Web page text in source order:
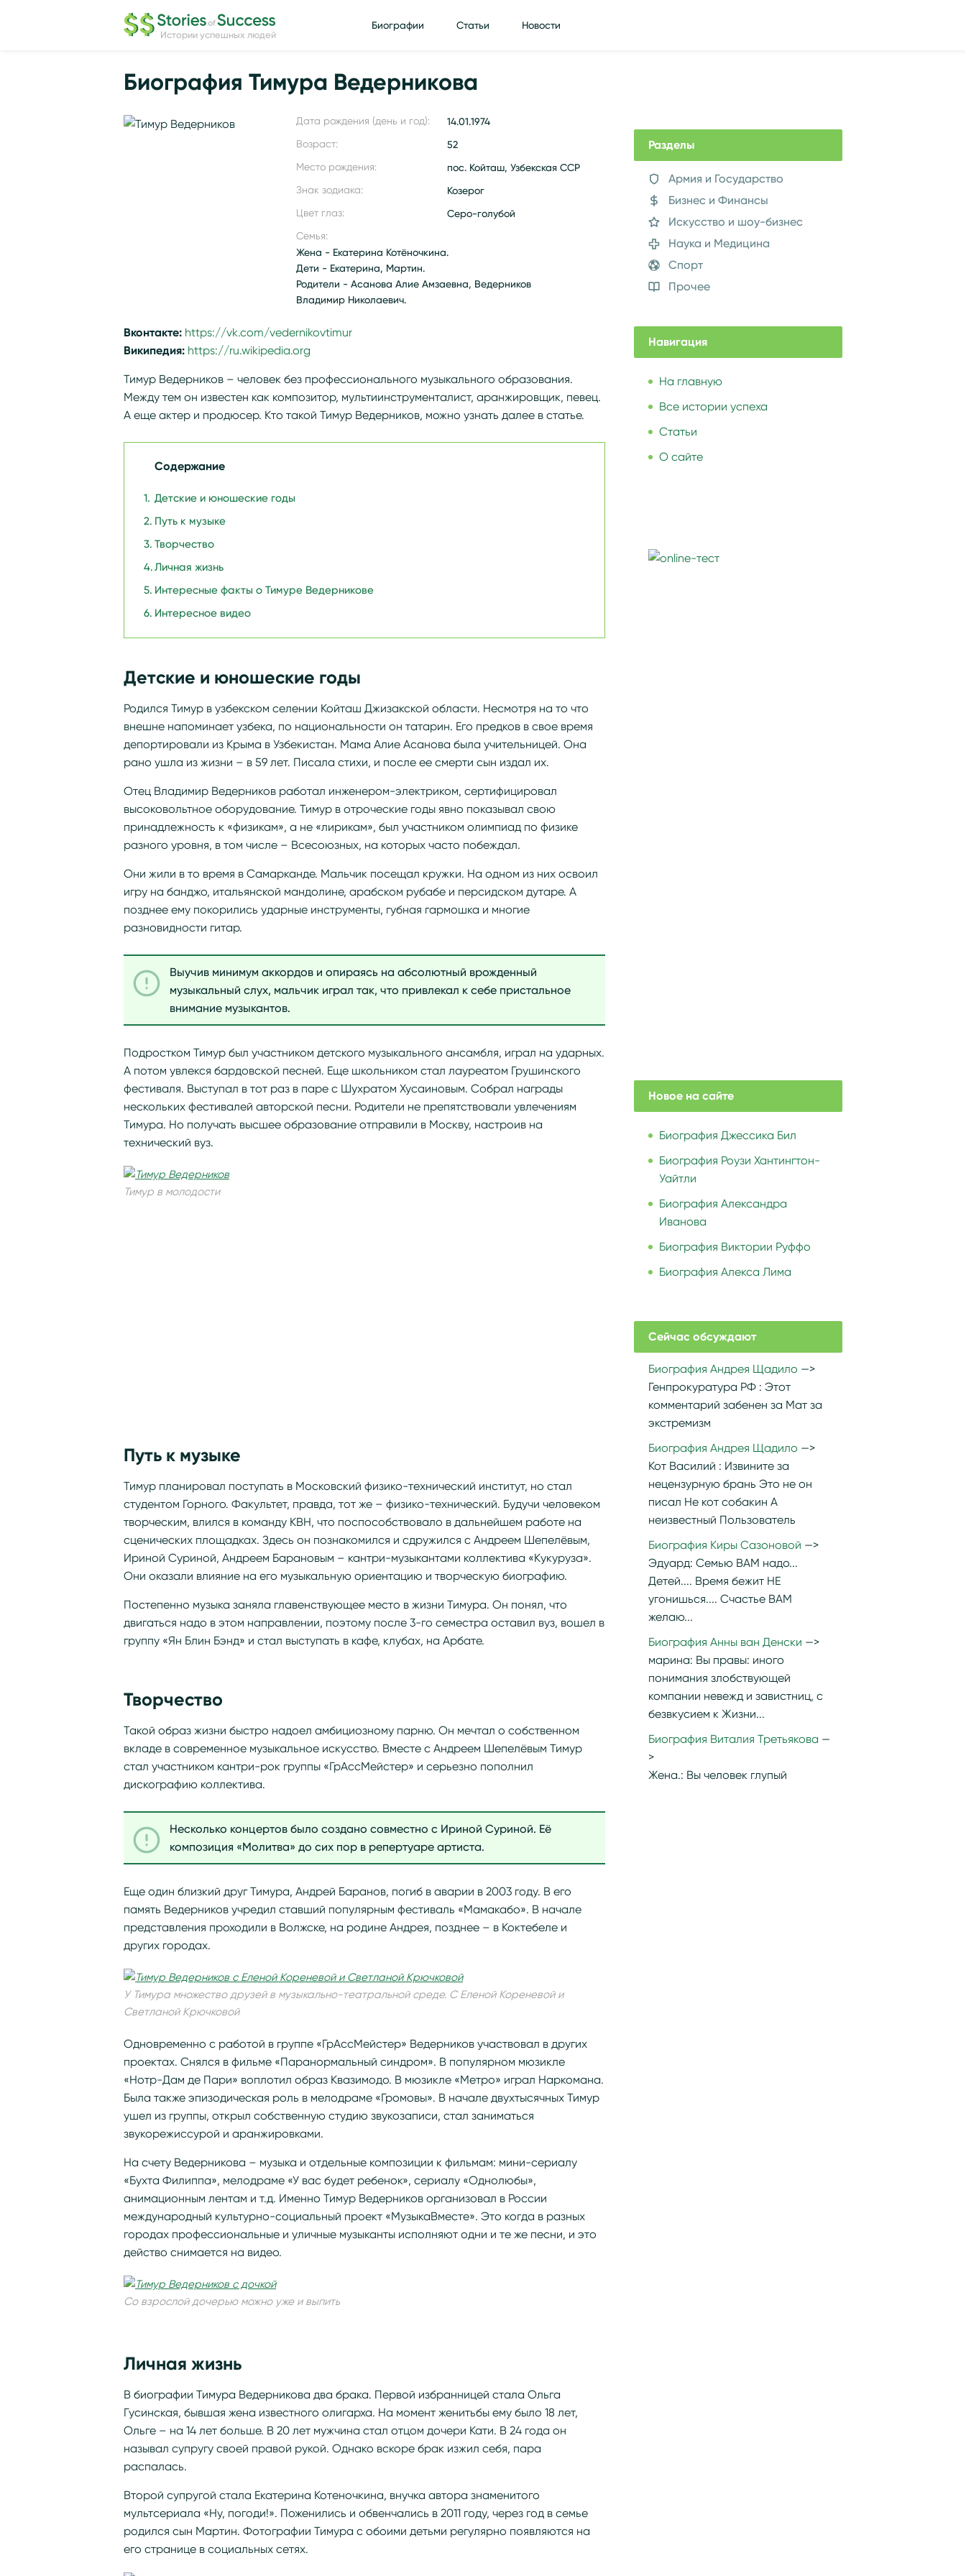
Истории успешных людей
Биографии Статьи Новости
Биография Тимура Ведерникова
Дата рождения (день и год): 14.01.1974
Возраст: 52
Место рождения: пос. Койташ, Узбекская ССР
Знак зодиака: Козерог
Цвет глаз: Серо-голубой
Семья:
Жена - Екатерина Котёночкина.
Дети - Екатерина, Мартин.
Родители - Асанова Алие Амзаевна, Ведерников
Владимир Николаевич.
Вконтакте: https://vk.com/vedernikovtimur
Википедия: https://ru.wikipedia.org/wiki/Ведерников,_Тимур_Владимирович
Тимур Ведерников – человек без профессионального музыкального образования.
Между тем он известен как композитор, мультиинструменталист, аранжировщик, певец.
А еще актер и продюсер. Кто такой Тимур Ведерников, можно узнать далее в статье.
Содержание
Детские и юношеские годы
Путь к музыке
Творчество
Личная жизнь
Интересные факты о Тимуре Ведерникове
Интересное видео
Детские и юношеские годы
Родился Тимур в узбекском селении Койташ Джизакской области. Несмотря на то что
внешне напоминает узбека, по национальности он татарин. Его предков в свое время
депортировали из Крыма в Узбекистан. Мама Алие Асанова была учительницей. Она
рано ушла из жизни – в 59 лет. Писала стихи, и после ее смерти сын издал их.
Отец Владимир Ведерников работал инженером-электриком, сертифицировал
высоковольтное оборудование. Тимур в отроческие годы явно показывал свою
принадлежность к «физикам», а не «лирикам», был участником олимпиад по физике
разного уровня, в том числе – Всесоюзных, на которых часто побеждал.
Они жили в то время в Самарканде. Мальчик посещал кружки. На одном из них освоил
игру на банджо, итальянской мандолине, арабском рубабе и персидском дутаре. А
позднее ему покорились ударные инструменты, губная гармошка и многие
разновидности гитар.
Выучив минимум аккордов и опираясь на абсолютный врожденный
музыкальный слух, мальчик играл так, что привлекал к себе пристальное
внимание музыкантов.
Подростком Тимур был участником детского музыкального ансамбля, играл на ударных.
А потом увлекся бардовской песней. Еще школьником стал лауреатом Грушинского
фестиваля. Выступал в тот раз в паре с Шухратом Хусаиновым. Собрал награды
нескольких фестивалей авторской песни. Родители не препятствовали увлечениям
Тимура. Но получать высшее образование отправили в Москву, настроив на
технический вуз.
Тимур в молодости
Путь к музыке
Тимур планировал поступать в Московский физико-технический институт, но стал
студентом Горного. Факультет, правда, тот же – физико-технический. Будучи человеком
творческим, влился в команду КВН, что поспособствовало в дальнейшем работе на
сценических площадках. Здесь он познакомился и сдружился с Андреем Шепелёвым,
Ириной Суриной, Андреем Барановым – кантри-музыкантами коллектива «Кукуруза».
Они оказали влияние на его музыкальную ориентацию и творческую биографию.
Постепенно музыка заняла главенствующее место в жизни Тимура. Он понял, что
двигаться надо в этом направлении, поэтому после 3-го семестра оставил вуз, вошел в
группу «Ян Блин Бэнд» и стал выступать в кафе, клубах, на Арбате.
Творчество
Такой образ жизни быстро надоел амбициозному парню. Он мечтал о собственном
вкладе в современное музыкальное искусство. Вместе с Андреем Шепелёвым Тимур
стал участником кантри-рок группы «ГрАссМейстер» и серьезно пополнил
дискографию коллектива.
Несколько концертов было создано совместно с Ириной Суриной. Её
композиция «Молитва» до сих пор в репертуаре артиста.
Еще один близкий друг Тимура, Андрей Баранов, погиб в аварии в 2003 году. В его
память Ведерников учредил ставший популярным фестиваль «Мамакабо». В начале
представления проходили в Волжске, на родине Андрея, позднее – в Коктебеле и
других городах.
У Тимура множество друзей в музыкально-театральной среде. С Еленой Кореневой и
Светланой Крючковой
Одновременно с работой в группе «ГрАссМейстер» Ведерников участвовал в других
проектах. Снялся в фильме «Паранормальный синдром». В популярном мюзикле
«Нотр-Дам де Пари» воплотил образ Квазимодо. В мюзикле «Метро» играл Наркомана.
Была также эпизодическая роль в мелодраме «Громовы». В начале двухтысячных Тимур
ушел из группы, открыл собственную студию звукозаписи, стал заниматься
звукорежиссурой и аранжировками.
На счету Ведерникова – музыка и отдельные композиции к фильмам: мини-сериалу
«Бухта Филиппа», мелодраме «У вас будет ребенок», сериалу «Однолюбы»,
анимационным лентам и т.д. Именно Тимур Ведерников организовал в России
международный культурно-социальный проект «МузыкаВместе». Это когда в разных
городах профессиональные и уличные музыканты исполняют одни и те же песни, и это
действо снимается на видео.
Со взрослой дочерью можно уже и выпить
Личная жизнь
В биографии Тимура Ведерникова два брака. Первой избранницей стала Ольга
Гусинская, бывшая жена известного олигарха. На момент женитьбы ему было 18 лет,
Ольге – на 14 лет больше. В 20 лет мужчина стал отцом дочери Кати. В 24 года он
называл супругу своей правой рукой. Однако вскоре брак изжил себя, пара
распалась.
Второй супругой стала Екатерина Котеночкина, внучка автора знаменитого
мультсериала «Ну, погоди!». Поженились и обвенчались в 2011 году, через год в семье
родился сын Мартин. Фотографии Тимура с обоими детьми регулярно появляются на
его странице в социальных сетях.
Разделы
Армия и Государство
Бизнес и Финансы
Искусство и шоу-бизнес
Наука и Медицина
Спорт
Прочее
Навигация
На главную
Все истории успеха
Статьи
О сайте
Новое на сайте
Биография Джессика Бил
Биография Роузи Хантингтон-
Уайтли
Биография Александра
Иванова
Биография Виктории Руффо
Биография Алекса Лима
Сейчас обсуждают
Биография Андрея Щадило
Генпрокуратура РФ : Этот
комментарий забенен за Мат за
экстремизм
Биография Андрея Щадило
Кот Василий : Извините за
нецензурную брань Это не он
писал Не кот собакин А
неизвестный Пользователь
Биография Киры Сазоновой
Эдуард: Семью ВАМ надо...
Детей.... Время бежит НЕ
угонишься.... Счастье ВАМ
желаю...
Биография Анны ван Денски
марина: Вы правы: иного
понимания злобствующей
компании невежд и завистниц, с
безвкусием к Жизни...
Биография Виталия Третьякова
Жена.: Вы человек глупый